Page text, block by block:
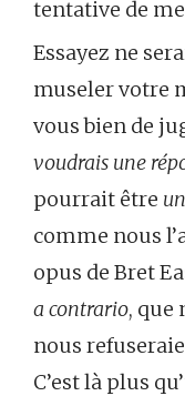
tentative de
Essayez ne
museler votre
vous bien de
voudrais une
pourrait être
comme nous
opus de Bret
a contrario, que
nous
C’est là plus